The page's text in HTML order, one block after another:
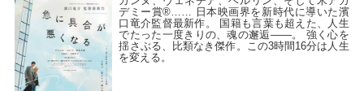
デミー賞®…… 日本映画界を新時代に導いた濱
口竜介監督最新作。 国籍も言葉も超えた、人生
でたった一度きりの、魂の邂逅――。 強く心を
揺さぶる、比類なき傑作。この3時間16分は人生
を変える。